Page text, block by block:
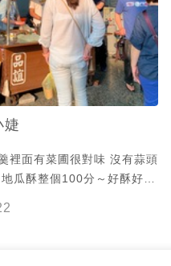
婕
裡面有菜圃很對味 沒有蒜頭
瓜酥整個100分～好酥好脆